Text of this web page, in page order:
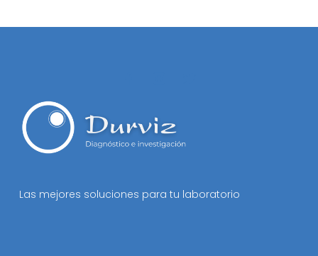
Las mejores soluciones para tu laboratorio